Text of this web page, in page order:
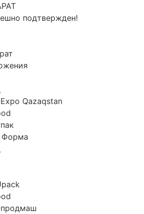
подтвержден!
Qazaqstan
Форма